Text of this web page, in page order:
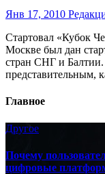
Янв 17, 2010
Стартовал «Кубок
Москве был дан
стран СНГ и
представительным,
Главное
Другое
Почему
цифровые